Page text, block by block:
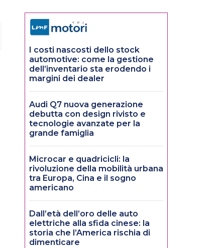
I costi nascosti dello stock
automotive: come la gestione
dell’inventario sta erodendo i
margini dei dealer
Audi Q7 nuova generazione
debutta con design rivisto e
tecnologie avanzate per la
grande famiglia
Microcar e quadricicli: la
rivoluzione della mobilità urbana
tra Europa, Cina e il sogno
americano
Dall’età dell’oro delle auto
elettriche alla sfida cinese: la
storia che l’America rischia di
dimenticare